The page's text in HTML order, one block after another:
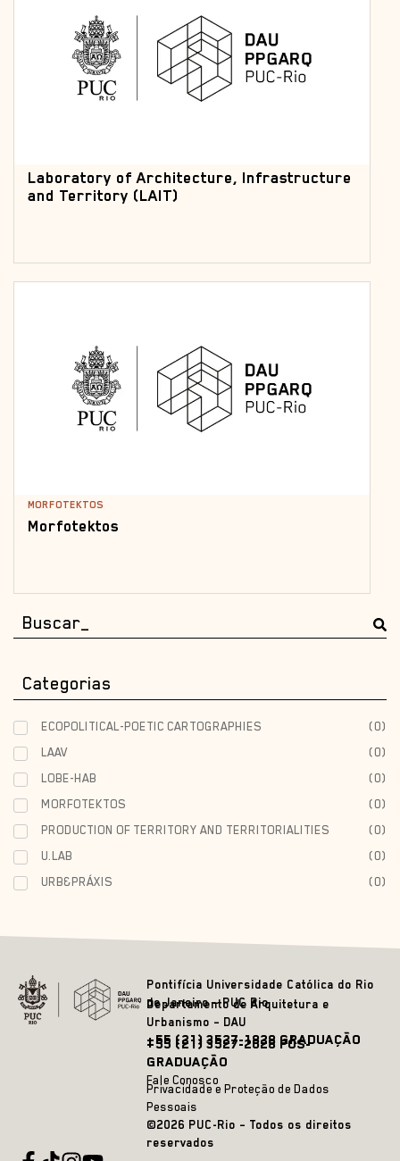
Laboratory of Architecture, Infrastructure
and Territory (LAIT)
MORFOTEKTOS
Morfotektos
Categorias
ECOPOLITICAL-POETIC CARTOGRAPHIES (0)
LAAV
(0)
LOBE-HAB
(0)
MORFOTEKTOS
(0)
PRODUCTION OF TERRITORY AND TERRITORIALITIES
(0)
U.LAB
(0)
URB&PRÁXIS
(0)
Pontifícia Universidade Católica do Rio
de Janeiro – PUC Rio
Departamento de Arquitetura e
Urbanismo – DAU
+55 (21) 3527-1828 GRADUAÇÃO
+55 (21) 3527-2628 PÓS-
GRADUAÇÃO
Fale Conosco
Privacidade e Proteção de Dados
Pessoais
©2026 PUC-Rio – Todos os direitos
reservados